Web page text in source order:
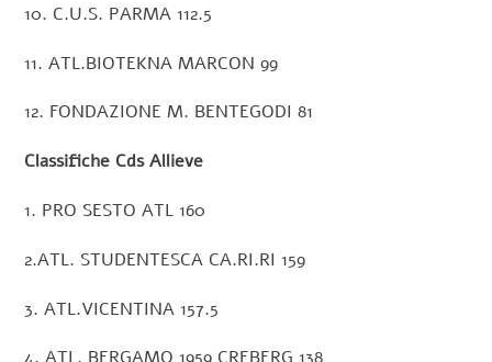
10. C.U.S. PARMA 112.5
11. ATL.BIOTEKNA MARCON 99
12. FONDAZIONE M. BENTEGODI 81
Classifiche Cds Allieve
1. PRO SESTO ATL 160
2.ATL. STUDENTESCA CA.RI.RI 159
3. ATL.VICENTINA 157.5